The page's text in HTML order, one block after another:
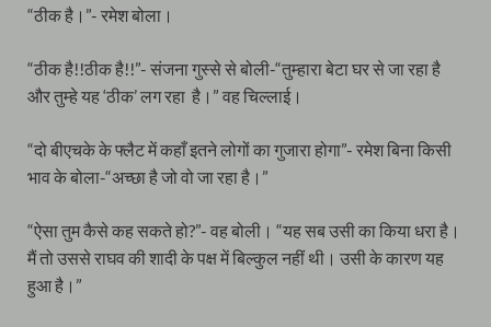
“ठीक है।”- रमेश बोला।
“ठीक है!!ठीक है!!”- संजना गुस्से से बोली-“तुम्हारा बेटा घर से जा रहा है
और तुम्हे यह ‘ठीक’ लग रहा है।” वह चिल्लाई।
“दो बीएचके के फ्लैट में कहाँ इतने लोगों का गुजारा होगा”- रमेश बिना किसी
भाव के बोला-“अच्छा है जो वो जा रहा है।”
“ऐसा तुम कैसे कह सकते हो?”- वह बोली। “यह सब उसी का किया धरा है।
मैं तो उससे राघव की शादी के पक्ष में बिल्कुल नहीं थी। उसी के कारण यह
हुआ है।”